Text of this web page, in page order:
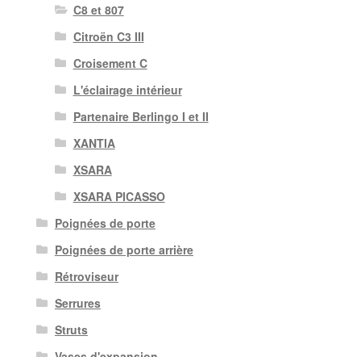
C8 et 807
Citroën C3 III
Croisement C
L'éclairage intérieur
Partenaire Berlingo I et II
XANTIA
XSARA
XSARA PICASSO
Poignées de porte
Poignées de porte arrière
Rétroviseur
Serrures
Struts